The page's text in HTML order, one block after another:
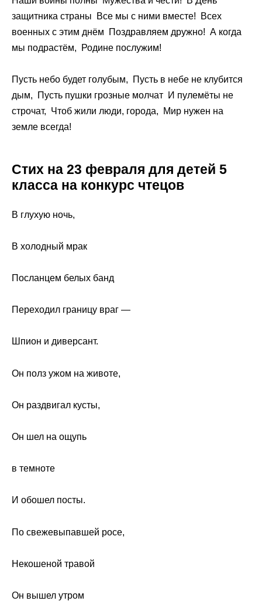
защитника страны Все мы с ними вместе! Всех
военных с этим днём Поздравляем дружно! А когда
мы подрастём, Родине послужим!
Пусть небо будет голубым, Пусть в небе не клубится
дым, Пусть пушки грозные молчат И пулемёты не
строчат, Чтоб жили люди, города, Мир нужен на
земле всегда!
Стих на 23 февраля для детей 5
класса на конкурс чтецов
В глухую ночь,
В холодный мрак
Посланцем белых банд
Переходил границу враг —
Шпион и диверсант.
Он полз ужом на животе,
Он раздвигал кусты,
Он шел на ощупь
в темноте
И обошел посты.
По свежевыпавшей росе,
Некошеной травой
Он вышел утром